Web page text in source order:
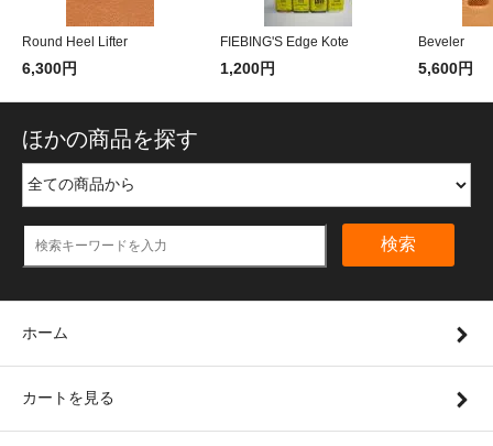
Round Heel Lifter
6,300円
FIEBING'S Edge Kote
1,200円
Beveler
5,600円
ほかの商品を探す
検索
ホーム
カートを見る